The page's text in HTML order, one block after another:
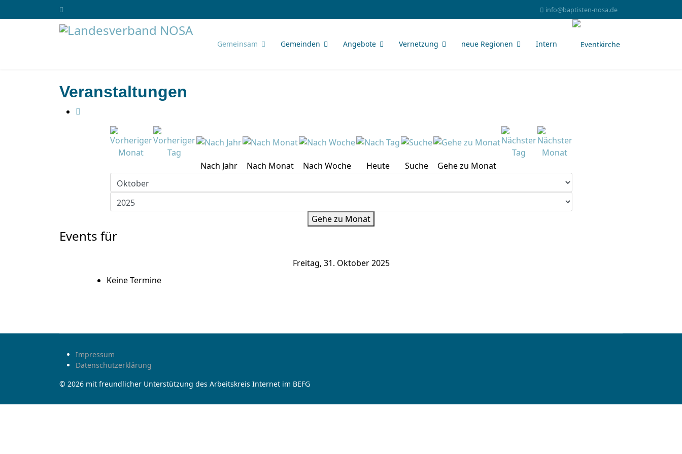
info@baptisten-nosa.de
Gemeinsam Gemeinden Angebote Vernetzung neue Regionen Intern
Veranstaltungen
Nach Jahr Nach Monat Nach Woche Heute Suche Gehe zu Monat
Gehe zu Monat
Events für
Freitag, 31. Oktober 2025
Keine Termine
Impressum
Datenschutzerklärung
© 2026 mit freundlicher Unterstützung des Arbeitskreis Internet im BEFG